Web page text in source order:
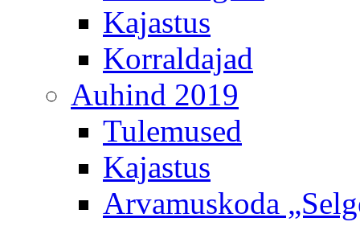
Kajastus
Korraldajad
Auhind 2019
Tulemused
Kajastus
Arvamuskoda